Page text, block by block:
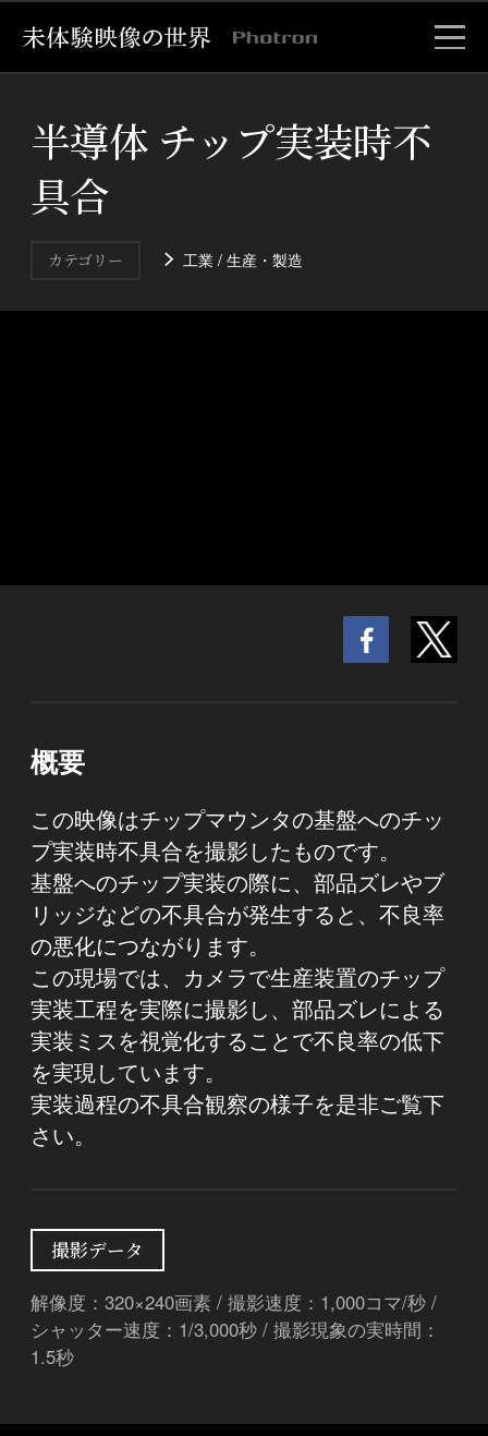
半導体 チップ実装時不
具合
カテゴリー 工業 / 生産・製造
概要
この映像はチップマウンタの基盤へのチッ
プ実装時不具合を撮影したものです。
基盤へのチップ実装の際に、部品ズレやブ
リッジなどの不具合が発生すると、不良率
の悪化につながります。
この現場では、カメラで生産装置のチップ
実装工程を実際に撮影し、部品ズレによる
実装ミスを視覚化することで不良率の低下
を実現しています。
実装過程の不具合観察の様子を是非ご覧下
さい。
撮影データ
解像度：320×240画素 / 撮影速度：1,000コマ/秒 /
シャッター速度：1/3,000秒 / 撮影現象の実時間：
1.5秒